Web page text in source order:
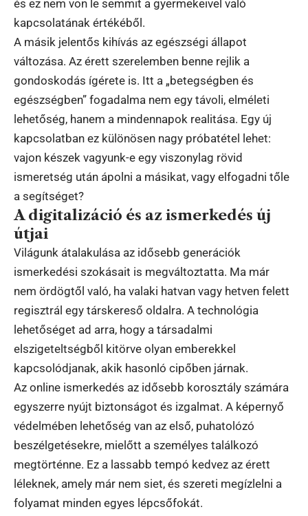
és ez nem von le semmit a gyermekeivel való
kapcsolatának értékéből.
A másik jelentős kihívás az egészségi állapot
változása. Az érett szerelemben benne rejlik a
gondoskodás ígérete is. Itt a „betegségben és
egészségben” fogadalma nem egy távoli, elméleti
lehetőség, hanem a mindennapok realitása. Egy új
kapcsolatban ez különösen nagy próbatétel lehet:
vajon készek vagyunk-e egy viszonylag rövid
ismeretség után ápolni a másikat, vagy elfogadni tőle
a segítséget?
A digitalizáció és az ismerkedés új
útjai
Világunk átalakulása az idősebb generációk
ismerkedési szokásait is megváltoztatta. Ma már
nem ördögtől való, ha valaki hatvan vagy hetven felett
regisztrál egy társkereső oldalra. A technológia
lehetőséget ad arra, hogy a társadalmi
elszigeteltségből kitörve olyan emberekkel
kapcsolódjanak, akik hasonló cipőben járnak.
Az online ismerkedés az idősebb korosztály számára
egyszerre nyújt biztonságot és izgalmat. A képernyő
védelmében lehetőség van az első, puhatolózó
beszélgetésekre, mielőtt a személyes találkozó
megtörténne. Ez a lassabb tempó kedvez az érett
léleknek, amely már nem siet, és szereti megízlelni a
folyamat minden egyes lépcsőfokát.